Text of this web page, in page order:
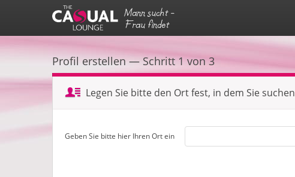
Mann sucht -
Frau findet
Profil erstellen — Schritt 1 von 3
Legen Sie bitte den Ort fest, in dem Sie suchen
Geben Sie bitte hier Ihren Ort ein